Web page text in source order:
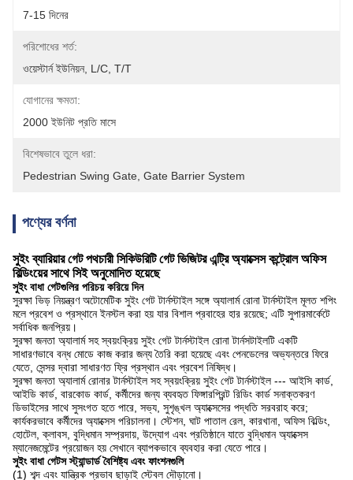
7-15 দিনের
পরিশোধের শর্ত:
ওয়েস্টার্ন ইউনিয়ন, L/C, T/T
যোগানের ক্ষমতা:
2000 ইউনিট প্রতি মাসে
বিশেষভাবে তুলে ধরা:
Pedestrian Swing Gate Gate Barrier System
পণ্যের বর্ণনা
সুইং ব্যারিয়ার গেট পথচারী সিকিউরিটি গেট ভিজিটর এন্ট্রি অ্যাক্সেস কন্ট্রোল অফিস
বিল্ডিংয়ের সাথে সিই অনুমোদিত হয়েছে
সুইং বাধা গেটগুলির পরিচয় করিয়ে দিন
সুরক্ষা ভিড় নিয়ন্ত্রণ অটোমেটিক সুইং গেট টার্নস্টাইল সঙ্গে অ্যালার্ম রোনা টার্নস্টাইল মূলত শপিং
মলে প্রবেশ ও প্রস্থানে ইনস্টল করা হয় যার বিশাল প্রবাহের হার রয়েছে; এটি সুপারমার্কেটে
সর্বাধিক জনপ্রিয়।
সুরক্ষা জনতা অ্যালার্ম সহ স্বয়ংক্রিয় সুইং গেট টার্নস্টাইল রোনা টার্নসটাইলটি একটি
সাধারণভাবে বন্ধ মোডে কাজ করার জন্য তৈরি করা হয়েছে এবং পেনডেলের অভ্যন্তরে ফিরে
যেতে, সেন্সর দ্বারা সাধারণত ফ্রি প্রস্থান এবং প্রবেশ নিষিদ্ধ।
সুরক্ষা জনতা অ্যালার্ম রোনার টার্নস্টাইল সহ স্বয়ংক্রিয় সুইং গেট টার্নস্টাইল --- আইসি কার্ড,
আইডি কার্ড, বারকোড কার্ড, কর্মীদের জন্য ব্যবহৃত ফিঙ্গারপ্রিন্ট রিডিং কার্ড সনাক্তকরণ
ডিভাইসের সাথে সুসংগত হতে পারে, সভ্য, সুশৃঙ্খল অ্যাক্সেসের পদ্ধতি সরবরাহ করে;
কার্যকরভাবে কর্মীদের অ্যাক্সেস পরিচালনা। স্টেশন, ঘাট পাতাল রেল, কারখানা, অফিস বিল্ডিং,
হোটেল, ক্লাবস, বুদ্ধিমান সম্প্রদায়, উদ্যোগ এবং প্রতিষ্ঠানে যাতে বুদ্ধিমান অ্যাক্সেস
ম্যানেজমেন্টের প্রয়োজন হয় সেখানে ব্যাপকভাবে ব্যবহার করা যেতে পারে।
সুইং বাধা গেটস স্ট্যান্ডার্ড বৈশিষ্ট্য এবং ফাংশনগুলি
(1) শব্দ এবং যান্ত্রিক প্রভাব ছাড়াই স্টেবল দৌড়ানো।